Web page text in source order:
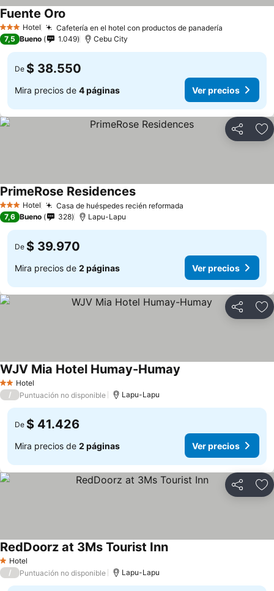
3 Estrellas
Hotel Cafetería en el hotel con productos de panadería
Fuente Oro
7,5 Bueno 1.049 Cebu City
De $ 38.550
Mira precios de 4 páginas Ver precios
Compartir
3 Estrellas
Hotel Casa de huéspedes recién reformada
PrimeRose Residences
7,6 Bueno 328 Lapu-Lapu
De $ 39.970
Mira precios de 2 páginas Ver precios
Compartir
2 Estrellas
Hotel
WJV Mia Hotel Humay-Humay
/ Puntuación no disponible Lapu-Lapu
De $ 41.426
Mira precios de 2 páginas Ver precios
Compartir
1 Estrellas
Hotel
RedDoorz at 3Ms Tourist Inn
/ Puntuación no disponible Lapu-Lapu